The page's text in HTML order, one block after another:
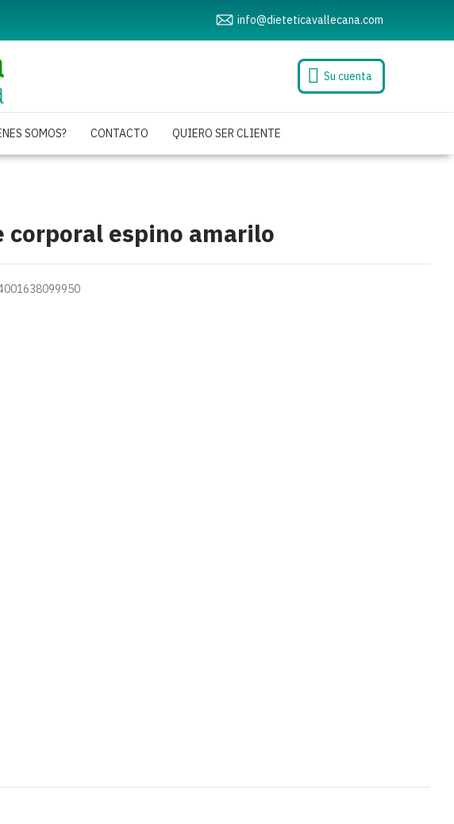
info@dieteticavallecana.com
Su cuenta
SOMOS? CONTACTO QUIERO SER CLIENTE
corporal espino amarilo